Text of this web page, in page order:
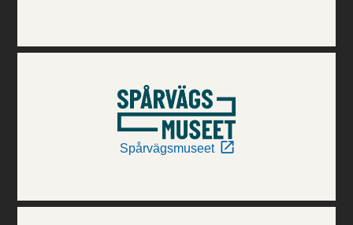
Spårvägsmuseet